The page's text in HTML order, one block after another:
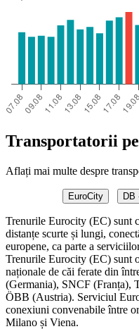
Transportatorii
Aflați mai multe despre
EuroCity DB
Trenurile Eurocity (EC) sunt
distanțe scurte și lungi,
europene, ca parte a
Trenurile Eurocity (EC) sunt
naționale de căi ferate din
(Germania), SNCF (Franța),
ÖBB (Austria). Serviciul
conexiuni convenabile între
Milano și Viena.